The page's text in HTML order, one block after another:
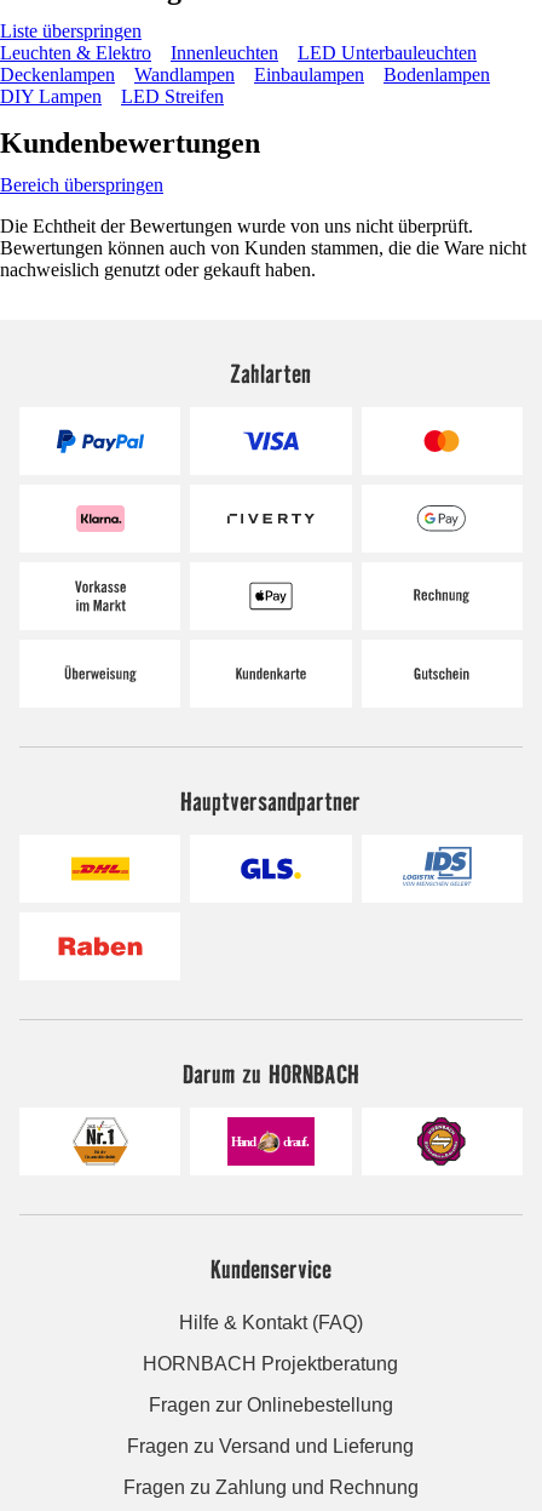
Liste überspringen
Leuchten & Elektro
Innenleuchten
LED Unterbauleuchten
Deckenlampen
Wandlampen Einbaulampen
Bodenlampen
DIY Lampen
LED Streifen
Kundenbewertungen
Bereich überspringen
Die Echtheit der Bewertungen wurde von uns nicht überprüft.
Bewertungen können auch von Kunden stammen, die die Ware nicht
nachweislich genutzt oder gekauft haben.
Zahlarten
Hauptversandpartner
Darum zu HORNBACH
Kundenservice
Hilfe & Kontakt (FAQ)
HORNBACH Projektberatung
Fragen zur Onlinebestellung
Fragen zu Versand und Lieferung
Fragen zu Zahlung und Rechnung